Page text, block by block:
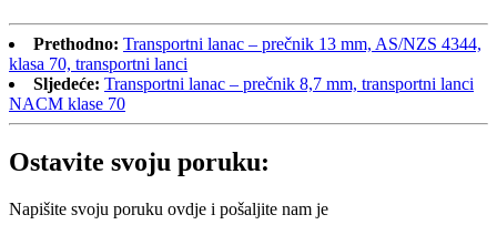
Prethodno: Transportni lanac – prečnik 13 mm, AS/NZS 4344,
klasa 70, transportni lanci
Sljedeće: Transportni lanac – prečnik 8,7 mm, transportni lanci
NACM klase 70
Ostavite svoju poruku:
Napišite svoju poruku ovdje i pošaljite nam je